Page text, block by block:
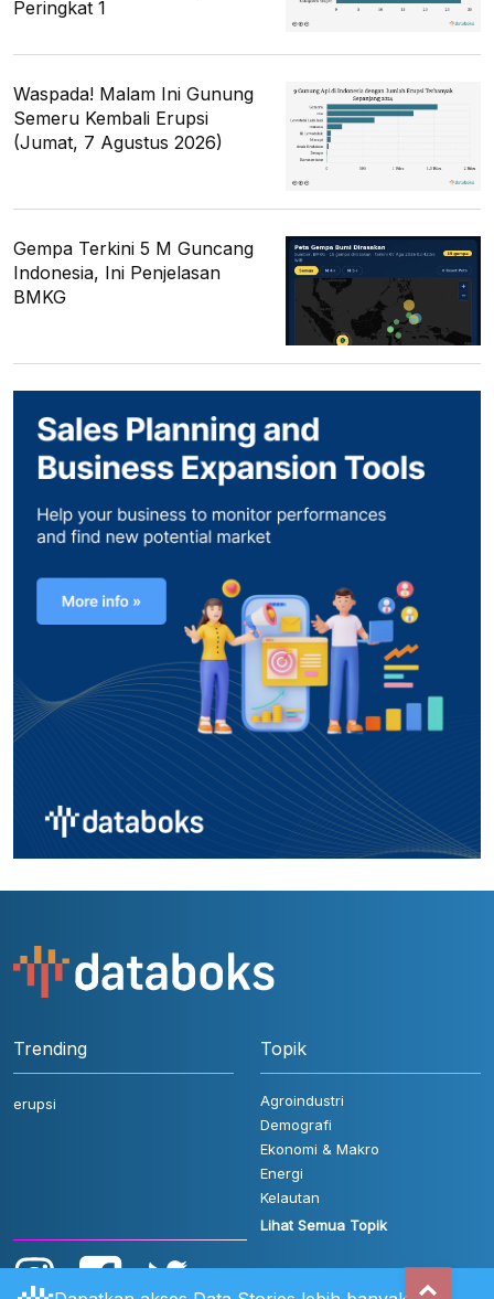
Peringkat 1
Waspada! Malam Ini Gunung
Semeru Kembali Erupsi
(Jumat, 7 Agustus 2026)
Gempa Terkini 5 M Guncang
Indonesia, Ini Penjelasan
BMKG
Trending
erupsi
Topik
Agroindustri
Demografi
Ekonomi & Makro
Energi
Kelautan
Lihat Semua Topik